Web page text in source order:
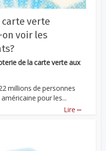
carte verte
on voir les
de la carte verte aux
millions de personnes
pour les...
Lire ...